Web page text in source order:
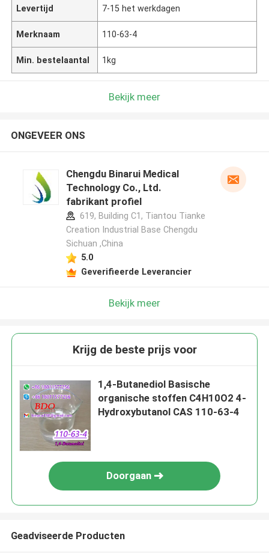
Levertijd 7-15 het werkdagen
Merknaam 110-63-4
Min. bestelaantal 1kg
Bekijk meer
ONGEVEER ONS
Chengdu Binarui Medical
Technology Co., Ltd.
fabrikant profiel
619, Building C1, Tiantou Tianke
Creation Industrial Base Chengdu
Sichuan ,China
5.0
Geverifieerde Leverancier
Bekijk meer
Krijg de beste prijs voor
1,4-Butanediol Basische
organische stoffen C4H10O2 4-
Hydroxybutanol CAS 110-63-4
Doorgaan
Geadviseerde Producten